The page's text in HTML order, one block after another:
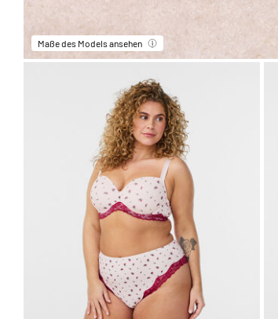
Maße des Models ansehen